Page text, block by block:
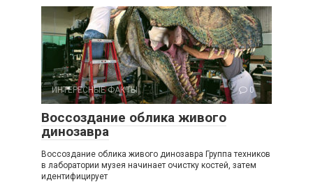
ИНТЕРЕСНЫЕ ФАКТЫ 0
Воссоздание облика живого
динозавра
Воссоздание облика живого динозавра Группа техников
в лаборатории музея начинает очистку костей, затем
идентифицирует